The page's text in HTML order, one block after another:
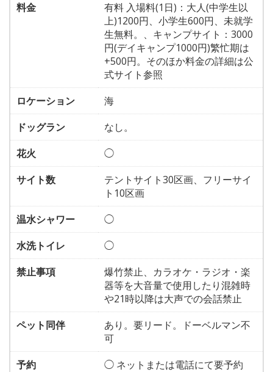
料金
有料 入場料(1日)：大人(中学生以
上)1200円、小学生600円、未就学
生無料。、キャンプサイト：3000
円(デイキャンプ1000円)繁忙期は
+500円。そのほか料金の詳細は公
式サイト参照
ロケーション
海
ドッグラン
なし。
花火
◯
サイト数
テントサイト30区画、フリーサイ
ト10区画
温水シャワー
◯
水洗トイレ
◯
禁止事項
爆竹禁止、カラオケ・ラジオ・楽
器等を大音量で使用したり混雑時
や21時以降は大声での会話禁止
ペット同伴
あり。要リード。ドーベルマン不
可
予約
◯ ネットまたは電話にて要予約